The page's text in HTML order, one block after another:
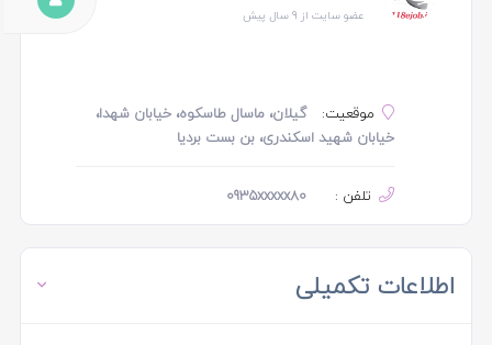
عضو سایت از 9 سال پیش
موقعیت:
گیلان، ماسال طاسکوه، خیابان شهدا،
خیابان شهید اسکندری، بن بست بردیا
تلفن : 0935xxxxx80
اطلاعات تکمیلی